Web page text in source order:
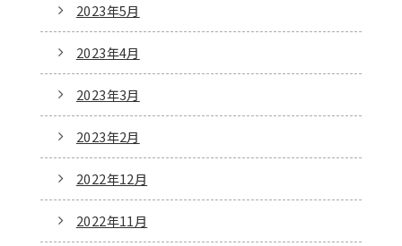
2023年5月
2023年4月
2023年3月
2023年2月
2022年12月
2022年11月